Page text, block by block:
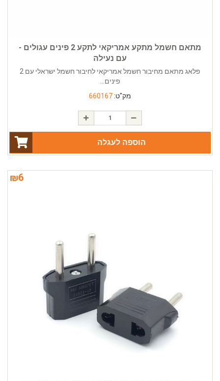
מתאם חשמל מתקע אמריקאי לתקע 2 פינים עגולים -
עם נעילה
פלאג מתאם מחיבור חשמל אמריקאי לחיבור חשמל ישראלי עם 2
פינים...
מק"ט: 660167
הוספה לעגלה
₪6